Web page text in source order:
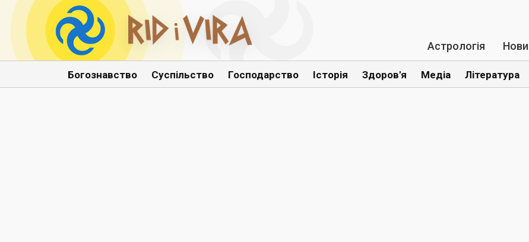
Астрологія
Богознавство Суспільство Господарство Історія Здоров'я Медіа Література